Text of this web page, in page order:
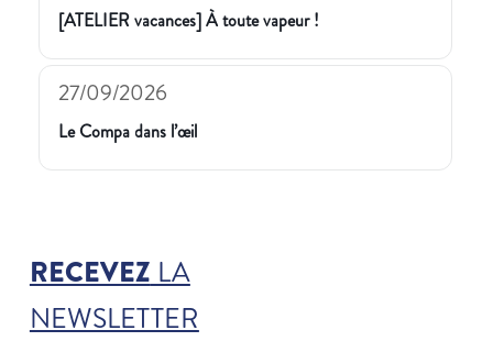
[ATELIER vacances] À toute vapeur !
27/09/2026
Le Compa dans l’œil
RECEVEZLA
NEWSLETTER